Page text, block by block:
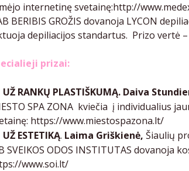
internetinę svetainę:http://
BERIBIS GROŽIS dovanoja LYCON
depiliacijos standartus. Prizo vertė
prizai:
UŽ RANKŲ PLASTIŠKUMĄ. Daiva
SPA ZONA kviečia į individualius
https://www.miestospazona.lt/
UŽ ESTETIKĄ. Laima Griškienė, Šiaulių
SVEIKOS ODOS INSTITUTAS
www.soi.lt/